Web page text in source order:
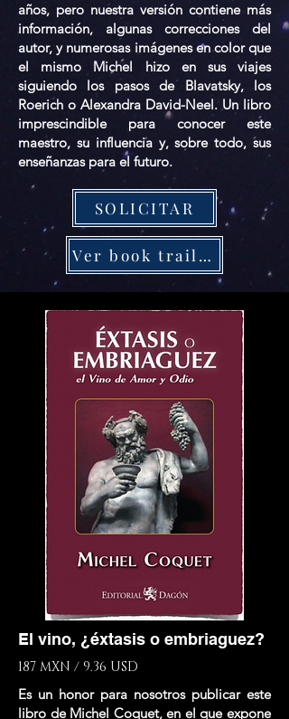
años, pero nuestra versión contiene más
información, algunas correcciones del
autor, y numerosas imágenes en color que
el mismo Michel hizo en sus viajes
siguiendo los pasos de Blavatsky, los
Roerich o Alexandra David-Neel. Un libro
imprescindible para conocer este
maestro, su influencia y, sobre todo, sus
enseñanzas para el futuro.
SOLICITAR
Ver book trailer
El vino, ¿éxtasis o embriaguez?
187 MXN / 9.36 USD
Es un honor para nosotros publicar este
libro de Michel Coquet, en el que expone